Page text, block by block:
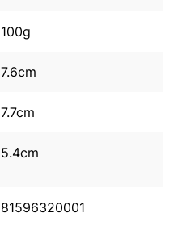
100g
7.6cm
7.7cm
5.4cm
81596320001